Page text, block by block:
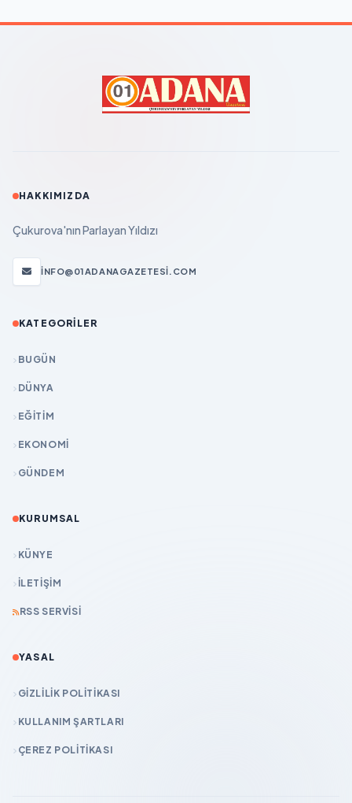
HAKKIMIZDA
Çukurova'nın Parlayan Yıldızı
INFO@01ADANAGAZETESI.COM
KATEGORILER
BUGÜN
DÜNYA
EĞİTİM
EKONOMİ
GÜNDEM
KURUMSAL
KÜNYE
İLETIŞIM
RSS SERVISI
YASAL
GIZLILIK POLITIKASI
KULLANIM ŞARTLARI
ÇEREZ POLITIKASI